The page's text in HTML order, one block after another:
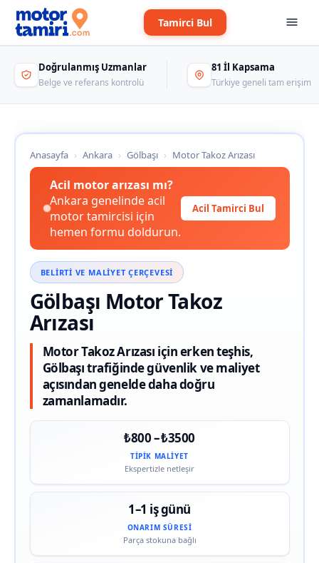
Tamirci Bul
Doğrulanmış Uzmanlar
Belge ve referans kontrolü
81 İl Kapsama
Türkiye geneli tam erişim
Anasayfa › Ankara › Gölbaşı › Motor Takoz Arızası
Acil motor arızası mı?
Ankara genelinde acil
motor tamircisi için
hemen formu doldurun.
Acil Tamirci Bul
BELIRTI VE MALIYET ÇERÇEVESI
Gölbaşı Motor Takoz
Arızası
Motor Takoz Arızası için erken teşhis,
Gölbaşı trafiğinde güvenlik ve maliyet
açısından genelde daha doğru
zamanlamadır.
₺800 – ₺3500
TIPIK MALIYET
Ekspertizle netleşir
1–1 iş günü
ONARIM SÜRESI
Parça stokuna bağlı